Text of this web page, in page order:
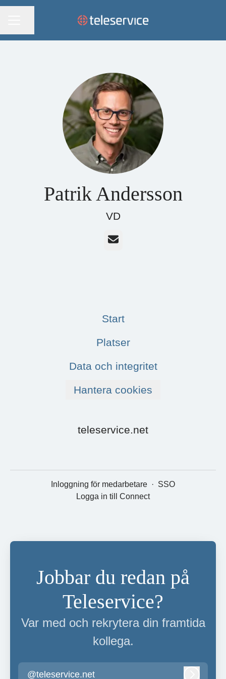
Patrik Andersson
VD
E-post
Start
Platser
Data och integritet
Hantera cookies
teleservice.net
Inloggning för medarbetare · SSO
Logga in till Connect
Jobbar du redan på
Teleservice?
Var med och rekrytera din framtida
kollega.
@teleservice.net